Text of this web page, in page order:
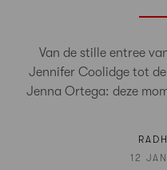
Van de stille entree
Jennifer Coolidge tot
Jenna Ortega: deze
12